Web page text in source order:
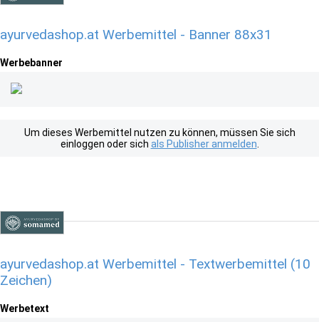
ayurvedashop.at Werbemittel - Banner 88x31
Werbebanner
Um dieses Werbemittel nutzen zu können, müssen Sie sich
einloggen oder sich als Publisher anmelden
ayurvedashop.at Werbemittel - Textwerbemittel (10
Zeichen)
Werbetext